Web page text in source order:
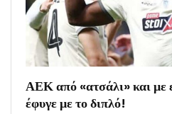
ΑΕΚ από «ατσάλι» και με
έφυγε με το διπλό!